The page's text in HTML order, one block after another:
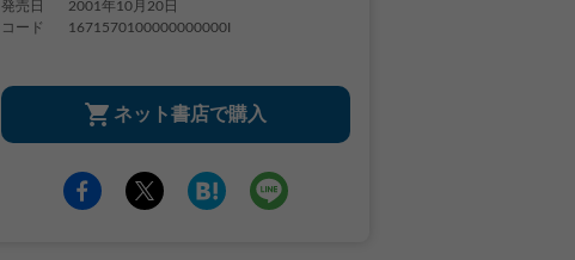
発売日
2001年10月20日
コード
1671570100000000000I
ネット書店で購入